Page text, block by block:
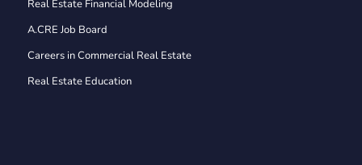
Real Estate Financial Modeling
A.CRE Job Board
Careers in Commercial Real Estate
Real Estate Education